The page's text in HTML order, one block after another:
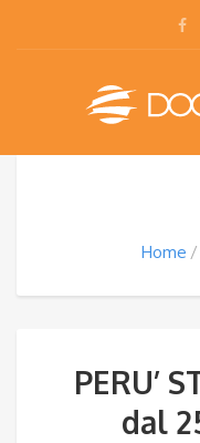
Home
PERU’
dal